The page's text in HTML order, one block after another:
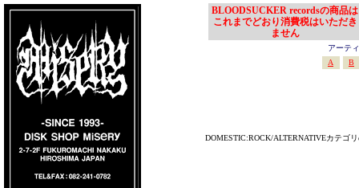
BLOODSUCKER recordsの商品は
これまでどおり消費税はいただき
ません
アーテ
A
B
DOMESTIC:ROCK/ALTERNATIVEカテゴ